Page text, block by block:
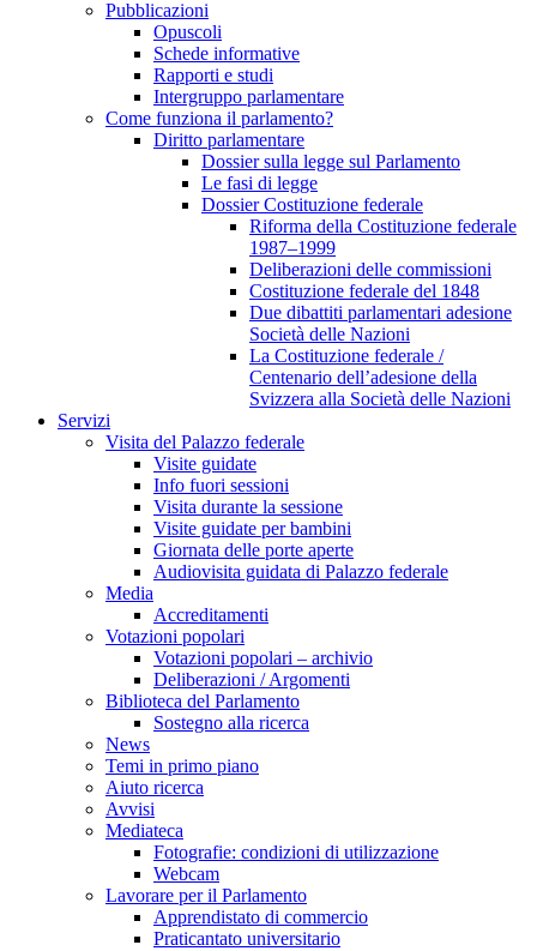
Pubblicazioni
Opuscoli
Schede informative
Rapporti e studi
Intergruppo parlamentare
Come funziona il parlamento?
Diritto parlamentare
Dossier sulla legge sul Parlamento
Le fasi di legge
Dossier Costituzione federale
Riforma della Costituzione federale
1987–1999
Deliberazioni delle commissioni
Costituzione federale del 1848
Due dibattiti parlamentari adesione
Società delle Nazioni
La Costituzione federale /
Centenario dell’adesione della
Svizzera alla Società delle Nazioni
Servizi
Visita del Palazzo federale
Visite guidate
Info fuori sessioni
Visita durante la sessione
Visite guidate per bambini
Giornata delle porte aperte
Audiovisita guidata di Palazzo federale
Media
Accreditamenti
Votazioni popolari
Votazioni popolari – archivio
Deliberazioni / Argomenti
Biblioteca del Parlamento
Sostegno alla ricerca
News
Temi in primo piano
Aiuto ricerca
Avvisi
Mediateca
Fotografie: condizioni di utilizzazione
Webcam
Lavorare per il Parlamento
Apprendistato di commercio
Praticantato universitario